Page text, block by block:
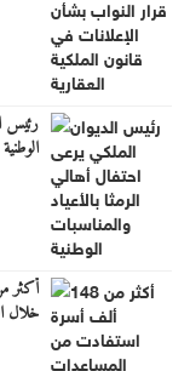
رئيس
الوطنية
خلال